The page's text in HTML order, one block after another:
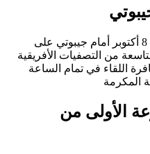
يلتقي الفراعنة يوم الأربعاء الموافق 8 أكتوبر أمام جيبوتي على
من التصفيات الأفريقية
اللقاء في تمام الساعة
المكرمة
الأولى من